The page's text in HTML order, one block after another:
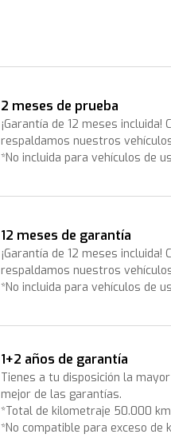
2 meses de prueba
¡Garantía de 12 meses
respaldamos nuestros
*No incluida para vehículos de
12 meses de garantía
¡Garantía de 12 meses
respaldamos nuestros
*No incluida para vehículos de
1+2 años de garantía
Tienes a tu disposición la
mejor de las garantías.
*Total de kilometraje 50.000 km
*No compatible para exceso